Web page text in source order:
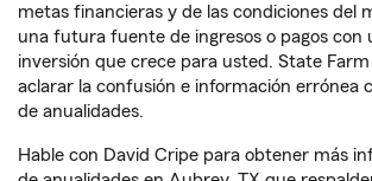
metas financieras y de las condiciones del
una futura fuente de ingresos o pagos con
inversión que crece para usted. State
aclarar la confusión e información errónea
de anualidades.
Hable con David Cripe para obtener más